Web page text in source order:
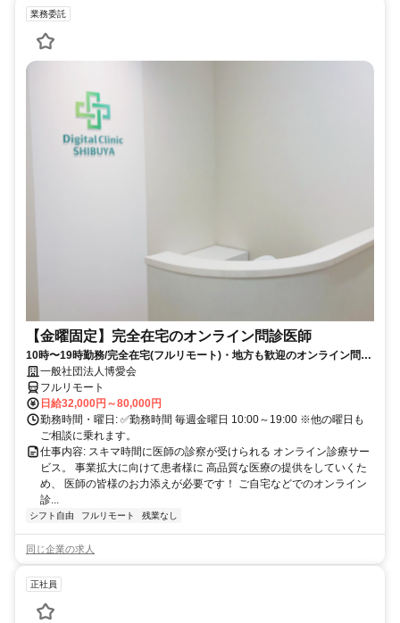
業務委託
【金曜固定】完全在宅のオンライン問診医師
10時〜19時勤務/完全在宅(フルリモート)・地方も歓迎のオンライン問診
業務一般社団法人博愛会
フルリモート
日給32,000円～80,000円
勤務時間・曜日: ✅勤務時間 毎週金曜日 10:00～19:00 ※他の曜日も
ご相談に乗れます。
仕事内容: スキマ時間に医師の診察が受けられる オンライン診療サー
ビス。 事業拡大に向けて患者様に 高品質な医療の提供をしていくた
め、 医師の皆様のお力添えが必要です！ ご自宅などでのオンライン
診...
シフト自由 フルリモート 残業なし
同じ企業の求人
正社員